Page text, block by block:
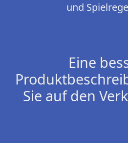
und
Eine
Sie auf den